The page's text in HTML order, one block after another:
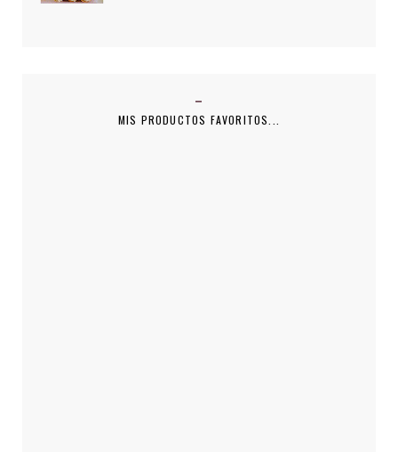
MIS PRODUCTOS FAVORITOS...